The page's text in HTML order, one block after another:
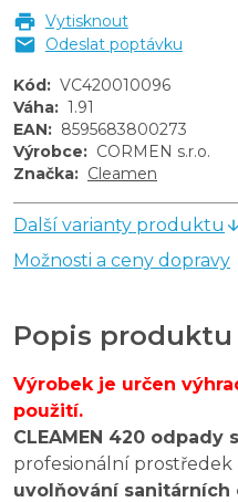
Vytisknout
Odeslat poptávku
Kód: VC420010096
Váha: 1.91
EAN: 8595683800273
Výrobce: CORMEN s.r.o.
Značka: Cleamen
Další varianty produktu
Možnosti a ceny dopravy
Popis produktu
Výrobek je určen
použití.
CLEAMEN 420 odpady
profesionální
uvolňování sanitárních